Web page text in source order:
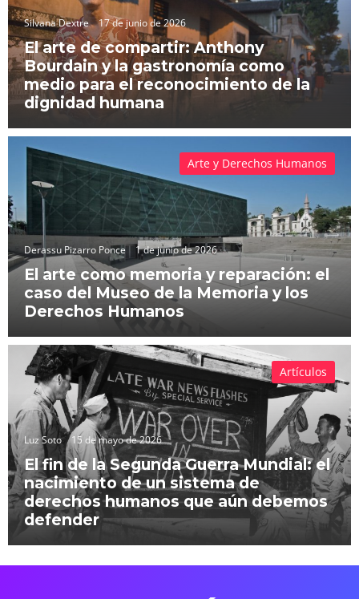
Silvana Dextre 17 de junio de 2026
El arte de compartir: Anthony
Bourdain y la gastronomía como
medio para el reconocimiento de la
dignidad humana
Derassu Pizarro Ponce 1 de junio de 2026
El arte como memoria y reparación: el
caso del Museo de la Memoria y los
Derechos Humanos
Arte y Derechos Humanos
Luz Soto 15 de mayo de 2026
El fin de la Segunda Guerra Mundial: el
nacimiento de un sistema de
derechos humanos que aún debemos
defender
Artículos